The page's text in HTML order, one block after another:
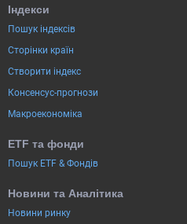
Індекси
Пошук індексів
Сторінки країн
Створити індекс
Консенсус-прогнози
Макроекономіка
ETF та фонди
Пошук ETF & Фондів
Новини та Аналітика
Новини ринку